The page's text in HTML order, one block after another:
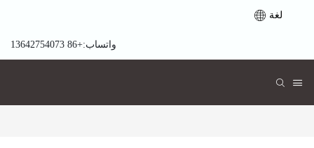
لغة
واتساب:+86 13642754073